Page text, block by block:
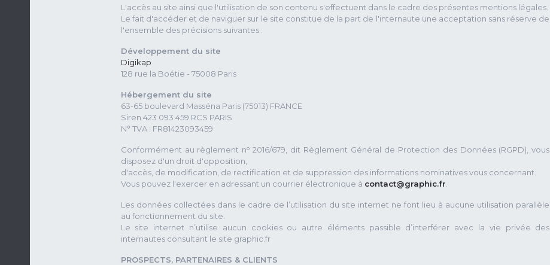
L'accès au site ainsi que l'utilisation de son contenu s'effectuent dans le cadre des présentes mentions légales.
Le fait d'accéder et de naviguer sur le site constitue de la part de l'internaute une acceptation sans réserve de
l'ensemble des précisions suivantes :
Développement du site
Digikap
128 rue la Boétie - 75008 Paris
Hébergement du site
63-65 boulevard Masséna Paris (75013) FRANCE
Siren 423 093 459 RCS PARIS
N° TVA : FR81423093459
Conformément au règlement nᵒ 2016/679, dit Règlement Général de Protection des Données (RGPD), vous
disposez d'un droit d'opposition,
d'accès, de modification, de rectification et de suppression des informations nominatives vous concernant.
Vous pouvez l'exercer en adressant un courrier électronique à contact@graphic.fr
Les données collectées dans le cadre de l’utilisation du site internet ne font lieu à aucune utilisation parallèle
au fonctionnement du site.
Le site internet n’utilise aucun cookies ou autre éléments passible d’interférer avec la vie privée des
internautes consultant le site graphic.fr
PROSPECTS, PARTENAIRES & CLIENTS